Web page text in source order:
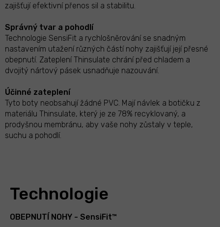
zajišťují efektivní přenos sil a stabilitu.
Správný tvar a pohodlí
Technologie SensiFit a rychlošněrování se snadným
nastavením utažení různých částí nohy zajišťují její přesné
obepnutí. Zateplení Thinsulate chrání před chladem a
dvojitý nártový pásek usnadňuje nazouvání.
Účinné zateplení
Tyto boty neobsahují žádné PVC. Mají návlek a botičku z
materiálu Thinsulate, který je ze 78% recyklovaný, a
prodyšnou membránu, aby vaše nohy zůstaly v teple,
suchu a pohodlí.
Technologie
OBEPNUTÍ NOHY - SensiFit™